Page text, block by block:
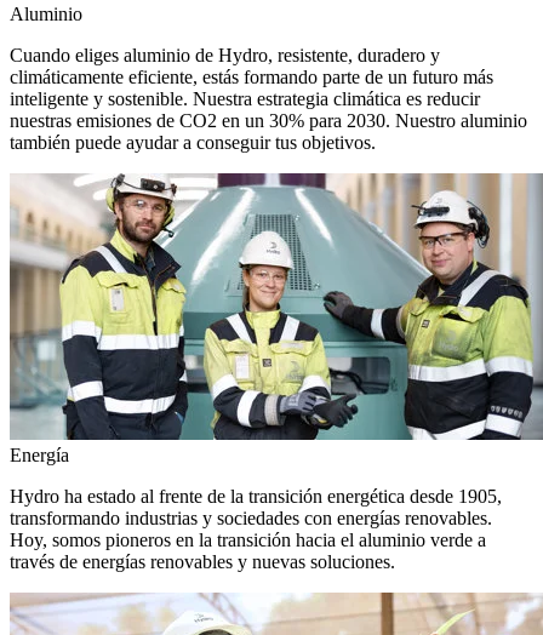
Aluminio
Cuando eliges aluminio de Hydro, resistente, duradero y
climáticamente eficiente, estás formando parte de un futuro más
inteligente y sostenible. Nuestra estrategia climática es reducir
nuestras emisiones de CO2 en un 30% para 2030. Nuestro aluminio
también puede ayudar a conseguir tus objetivos.
Energía
Hydro ha estado al frente de la transición energética desde 1905,
transformando industrias y sociedades con energías renovables.
Hoy, somos pioneros en la transición hacia el aluminio verde a
través de energías renovables y nuevas soluciones.